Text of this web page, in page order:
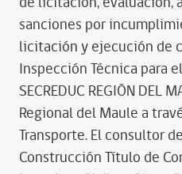
sanciones por
licitación y ejecución de
Inspección Técnica para
SECREDUC REGIÓN DEL
Regional del Maule a
Transporte. El consultor
Construcción Título de